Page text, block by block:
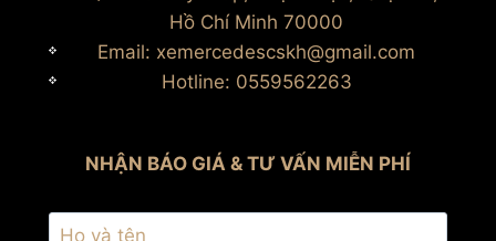
Hồ Chí Minh 70000
Email: xemercedescskh@gmail.com
Hotline: 0559562263
NHẬN BÁO GIÁ & TƯ VẤN MIỄN PHÍ